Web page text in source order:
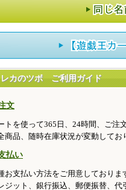
カのツボ ご利用ガイド
文
トを使って365日、24時間、ご注
品、随時在庫状況が変動してお
払い
お支払い方法をご用意しておりま
ジット、銀行振込、郵便振替、代